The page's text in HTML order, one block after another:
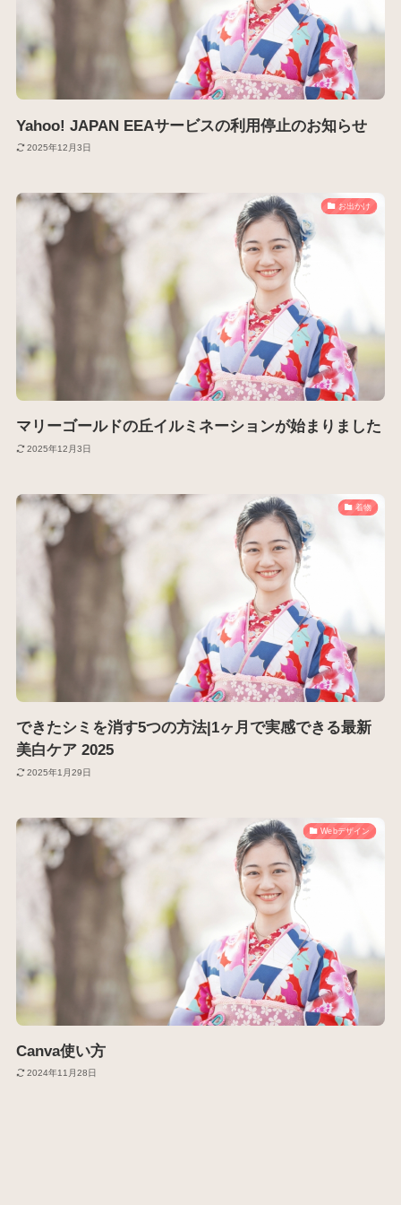
Yahoo! JAPAN EEAサービスの利用停止のお知らせ
2025年12月3日
お出かけ
マリーゴールドの丘イルミネーションが始まりました
2025年12月3日
着物
できたシミを消す5つの方法|1ヶ月で実感できる最新
美白ケア 2025
2025年1月29日
Webデザイン
Canva使い方
2024年11月28日